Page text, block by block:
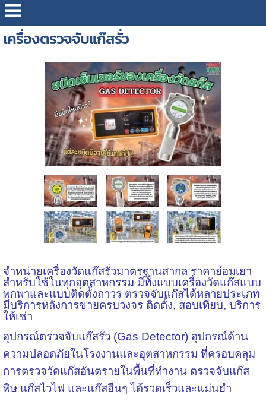
เครื่องตรวจจับแก๊สรั่ว
จำหน่ายเครื่องวัดแก๊สรั่วมาตรฐานสากล ราคาย่อมเยา
สำหรับใช้ในทุกอุตสาหกรรม มีทั้งแบบเครื่องวัดแก๊สแบบ
พกพาและแบบติดตั้งถาวร ตรวจจับแก๊สได้หลายประเภท
มีบริการหลังการขายครบวงจร ติดตั้ง, สอบเทียบ, บริการ
ให้เช่า
อุปกรณ์ตรวจจับแก๊สรั่ว (Gas Detector) อุปกรณ์ด้าน
ความปลอดภัยในโรงงานและอุตสาหกรรม ที่ครอบคลุม
การตรวจวัดแก๊สอันตรายในพื้นที่ทำงาน ตรวจจับแก๊ส
พิษ แก๊สไวไฟ และแก๊สอื่นๆ ได้รวดเร็วและแม่นยำ